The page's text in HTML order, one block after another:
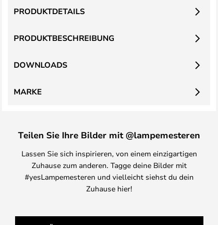
PRODUKTBESCHREIBUNG
PRODUKTDETAILS
DOWNLOADS
MARKE
Teilen Sie Ihre Bilder mit @lampemesteren
Lassen Sie sich inspirieren, von einem einzigartigen
Zuhause zum anderen. Tagge deine Bilder mit
#yesLampemesteren und vielleicht siehst du dein
Zuhause hier!